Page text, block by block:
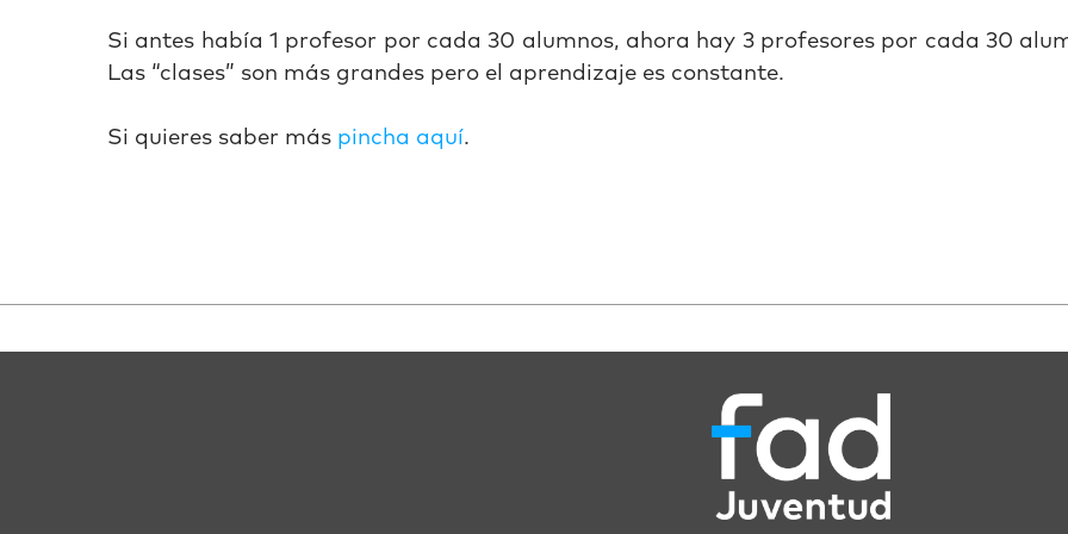
Si antes había 1 profesor por cada 30 alumnos, ahora hay 3 profesores por cada 30
Las “clases” son más grandes pero el aprendizaje es constante.
Si quieres saber más pincha aquí.